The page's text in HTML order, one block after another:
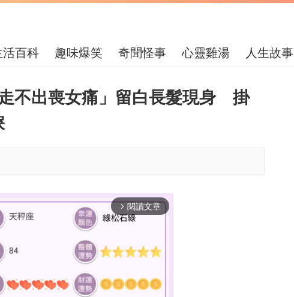
活百科 趣味爆笑 奇聞怪事 心靈雞湯 人生故事
不出喪女痛」留白長髮現身 掛
arrow_forward_ios 閱讀文章